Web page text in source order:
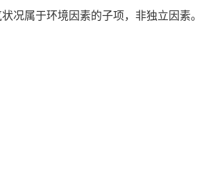
况属于环境因素的子项，非独立因素。